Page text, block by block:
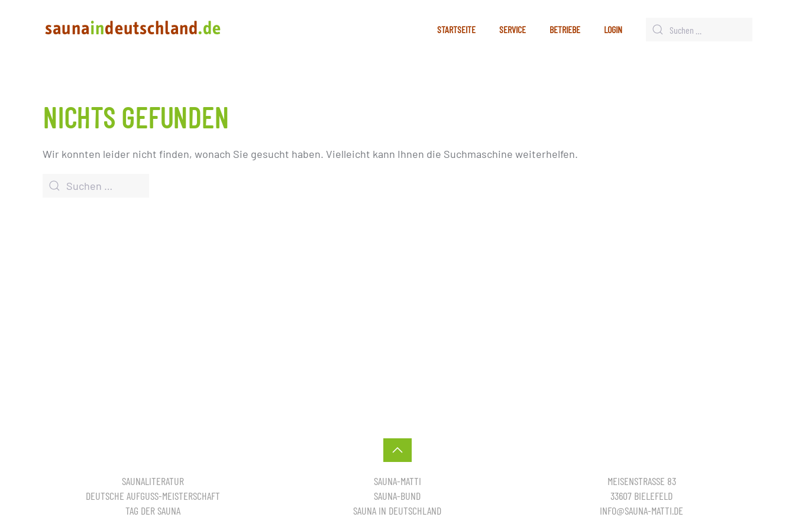
STARTSEITE SERVICE BETRIEBE LOGIN
NICHTS GEFUNDEN
Wir konnten leider nicht finden, wonach Sie gesucht haben. Vielleicht kann Ihnen die Suchmaschine weiterhelfen.
SAUNALITERATUR
DEUTSCHE AUFGUSS-MEISTERSCHAFT
TAG DER SAUNA
SAUNA-MATTI
SAUNA-BUND
SAUNA IN DEUTSCHLAND
MEISENSTRASSE 83
33607 BIELEFELD
INFO@SAUNA-MATTI.DE